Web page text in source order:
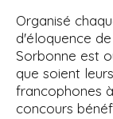
Organisé
d'éloquence de
Sorbonne est
que soient
francophones
concours